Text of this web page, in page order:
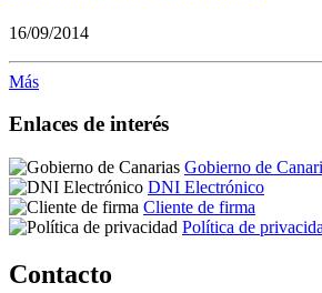
16/09/2014
Más
Enlaces de interés
Gobierno de
DNI Electrónico
Cliente de firma
Política de
Contacto